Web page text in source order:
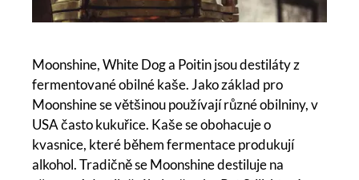
Moonshine, White Dog a Poitin jsou destiláty z
fermentované obilné kaše. Jako základ pro
Moonshine se většinou používají různé obilniny, v
USA často kukuřice. Kaše se obohacuje o
kvasnice, které během fermentace produkují
alkohol. Tradičně se Moonshine destiluje na